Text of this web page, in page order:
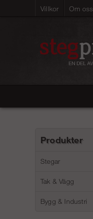
Villkor Om oss
Produkter
Stegar
Tak & Vägg
Bygg & Industri